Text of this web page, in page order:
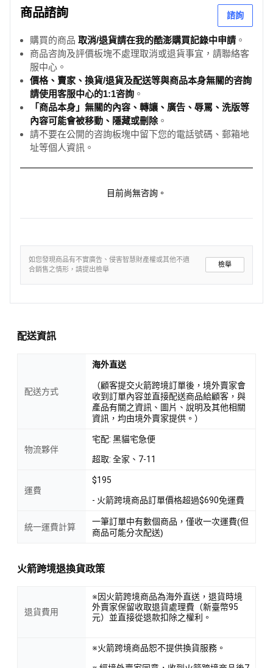
商品諮詢 諮詢
購買的商品 取消/退貨請在我的酷澎購買記錄中申請 。
商品咨詢及評價板塊不處理取消或退貨事宜，請聯絡客
服中心。
價格、賣家、換貨/退貨及配送等與商品本身無關的咨詢
請使用客服中心的1:1咨詢 。
「商品本身」無關的內容、轉讓、廣告、辱罵、洗版等
內容可能會被移動、隱藏或刪除。
請不要在公開的咨詢板塊中留下您的電話號碼、郵箱地
址等個人資訊。
目前尚無咨詢。
如您發現商品有不實廣告、侵害智慧財產權或其他不適
合銷售之情形，請提出檢舉
檢舉
配送資訊
配送方式
海外直送
（顧客提交火箭跨境訂單後，境外賣家會
收到訂單內容並直接配送商品給顧客，與
產品有關之資訊、圖片、說明及其他相關
資訊，均由境外賣家提供。）
物流夥伴
宅配: 黑貓宅急便
超取: 全家、7-11
運費
$195
- 火箭跨境商品訂單價格超過$690免運費
統一運費計算
一筆訂單中有數個商品，僅收一次運費(但
商品可能分次配送)
火箭跨境退換貨政策
退貨費用
※因火箭跨境商品為海外直送，退貨時境
外賣家保留收取退貨處理費（新臺幣95
元）並直接從退款扣除之權利。
※火箭跨境商品恕不提供換貨服務。